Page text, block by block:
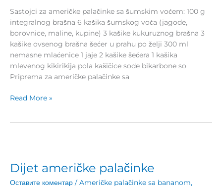
Sastojci za američke palačinke sa šumskim voćem: 100 g
integralnog brašna 6 kašika šumskog voća (jagode,
borovnice, maline, kupine) 3 kašike kukuruznog brašna 3
kašike ovsenog brašna šećer u prahu po želji 300 ml
nemasne mlaćenice 1 jaje 2 kašike šećera 1 kašika
mlevenog kikirikija pola kašičice sode bikarbone so
Priprema za američke palačinke sa
Read More »
Dijet američke palačinke
Оставите коментар / Američke palačinke sa bananom,
palačinke